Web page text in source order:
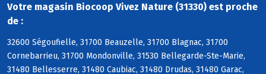
Votre magasin Biocoop Vivez Nature (31330) est proche
de :
32600 Ségoufielle, 31700 Beauzelle, 31700 Blagnac, 31700
Cornebarrieu, 31700 Mondonville, 31530 Bellegarde-Ste-Marie,
31480 Bellesserre, 31480 Caubiac, 31480 Drudas, 31480 Garac,